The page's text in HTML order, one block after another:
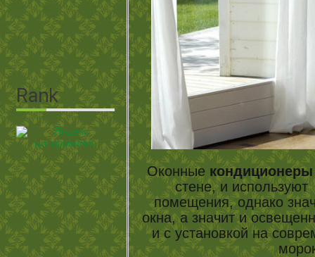
Оконные кондиционеры
стене, и
помещения, однако
окна, а значит и
и с установкой на